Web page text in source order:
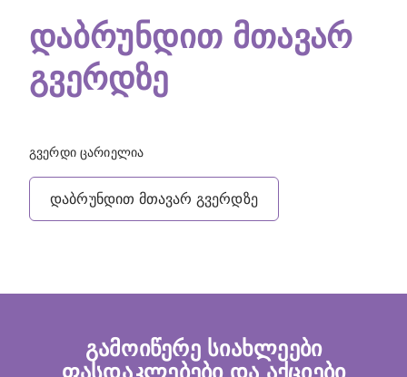
ᲓᲐᲑᲠᲣᲜᲓᲘᲗ ᲛᲗᲐᲕᲐᲠ
ᲒᲕᲔᲠᲓᲖᲔ
გვერდი ცარიელია
დაბრუნდით მთავარ გვერდზე
გამოიწერე სიახლეები
ფასდაკლებები და აქციები